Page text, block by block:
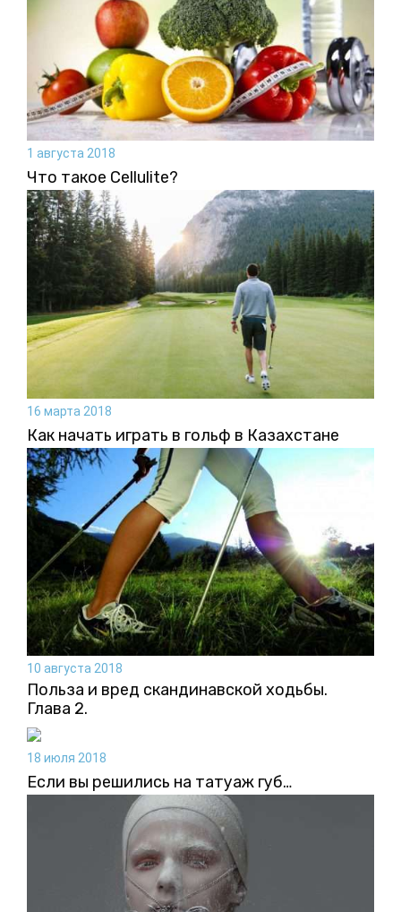
1 августа 2018
Что такое Cellulite?
16 марта 2018
Как начать играть в гольф в Казахстане
10 августа 2018
Польза и вред скандинавской ходьбы.
Глава 2.
18 июля 2018
Если вы решились на татуаж губ…